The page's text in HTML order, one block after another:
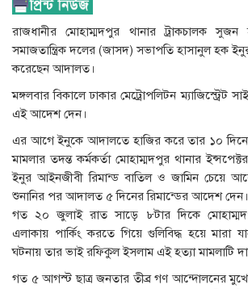
রাজধানীর মোহাম্মদপুর থানার ট্রাকচালক সুজন
সমাজতান্ত্রিক দলের (জাসদ) সভাপতি হাসানুল হক
করেছেন আদালত।
মঙ্গলবার বিকালে ঢাকার মেট্রোপলিটন
এই আদেশ দেন।
এর আগে ইনুকে আদালতে হাজির করে তার ১০ দিনের
মামলার তদন্ত কর্মকর্তা মোহাম্মদপুর থানার
ইনুর আইনজীবী রিমান্ড বাতিল ও জামিন চেয়ে
শুনানির পর আদালত ৫ দিনের রিমান্ডের আদেশ দেন।
গত ২০ জুলাই রাত সাড়ে ৮টার দিকে
এলাকায় পার্কিং করতে গিয়ে গুলিবিদ্ধ হয়ে মারা
ঘটনায় তার ভাই রফিকুল ইসলাম এই হত্যা মামলাটি
গত ৫ আগস্ট ছাত্র জনতার তীব্র গণ আন্দোলনের মুখে